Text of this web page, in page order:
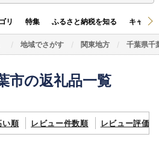
リ 特集 ふるさと納税を知る キャン
地域でさがす 関東地方 千葉県千
市の返礼品一覧
い順 レビュー件数順 レビュー評価順